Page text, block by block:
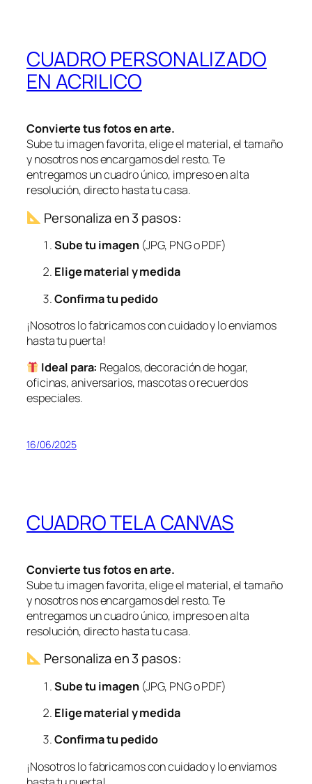
CUADRO PERSONALIZADO
EN ACRILICO
Convierte tus fotos en arte.
Sube tu imagen favorita, elige el material, el tamaño
y nosotros nos encargamos del resto. Te
entregamos un cuadro único, impreso en alta
resolución, directo hasta tu casa.
Personaliza en 3 pasos:
Sube tu imagen(JPG, PNG o PDF)
Elige material y medida
Confirma tu pedido
¡Nosotros lo fabricamos con cuidado y lo enviamos
hasta tu puerta!
Ideal para: Regalos, decoración de hogar,
oficinas, aniversarios, mascotas o recuerdos
especiales.
16/06/2025
CUADRO TELA CANVAS
Convierte tus fotos en arte.
Sube tu imagen favorita, elige el material, el tamaño
y nosotros nos encargamos del resto. Te
entregamos un cuadro único, impreso en alta
resolución, directo hasta tu casa.
Personaliza en 3 pasos:
Sube tu imagen(JPG, PNG o PDF)
Elige material y medida
Confirma tu pedido
¡Nosotros lo fabricamos con cuidado y lo enviamos